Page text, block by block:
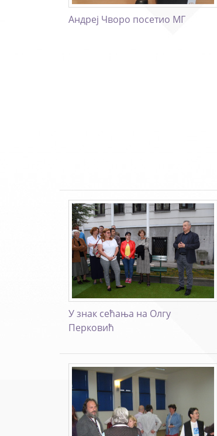
Андреј Чворо посетио МГ
У знак сећања на Олгу
Перковић